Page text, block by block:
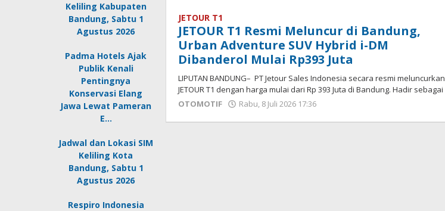
Keliling Kabupaten
Bandung, Sabtu 1
Agustus 2026
Padma Hotels Ajak
Publik Kenali
Pentingnya
Konservasi Elang
Jawa Lewat Pameran
E…
Jadwal dan Lokasi SIM
Keliling Kota
Bandung, Sabtu 1
Agustus 2026
Respiro Indonesia
JETOUR T1
JETOUR T1 Resmi Meluncur di Bandung,
Urban Adventure SUV Hybrid i-DM
Dibanderol Mulai Rp393 Juta
LIPUTAN BANDUNG– PT Jetour Sales Indonesia secara resmi meluncurkan
JETOUR T1 dengan harga mulai dari Rp 393 Juta di Bandung. Hadir sebagai
OTOMOTIF
Rabu, 8 Juli 2026 17:36